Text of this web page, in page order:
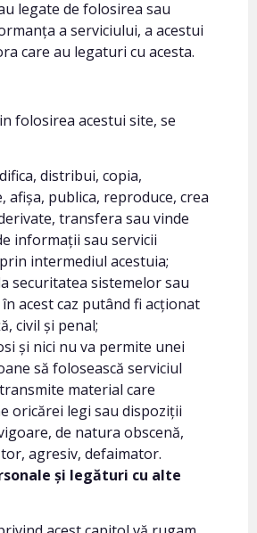
legate de folosirea sau
a serviciului, a acestui
care au legaturi cu acesta.
folosirea acestui site, se
distribui, copia,
afișa, publica, reproduce, crea
transfera sau vinde
informații sau servicii
intermediul acestuia;
securitatea sistemelor sau
acest caz putând fi acționat
civil și penal;
și nici nu va permite unei
să folosească serviciul
material care
oricărei legi sau dispoziții
de natura obscenă,
agresiv, defaimator.
și legături cu alte